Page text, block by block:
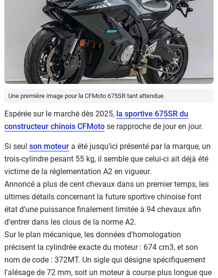
Une première image pour la CFMoto 675SR tant attendue.
Espérée sur le marché dès 2025, la sportive 675SR du
constructeur chinois CFMoto se rapproche de jour en jour.
Si seul son moteur a été jusqu’ici présenté par la marque, un
trois-cylindre pesant 55 kg, il semble que celui-ci ait déjà été
victime de la réglementation A2 en vigueur.
Annoncé a plus de cent chevaux dans un premier temps, les
ultimes détails concernant la future sportive chinoise font
état d’une puissance finalement limitée à 94 chevaux afin
d’entrer dans les clous de la norme A2.
Sur le plan mécanique, les données d'homologation
précisent la cylindrée exacte du moteur : 674 cm3, et son
nom de code : 372MT. Un sigle qui désigne spécifiquement
l'alésage de 72 mm, soit un moteur à course plus longue que